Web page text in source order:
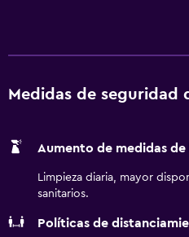
adicional y están vestidas con
cable de suscripción y
albornoces, artículos de
pueden navegar por la web
Medidas de seguridad
Aumento de medidas de
Limpieza diaria, mayor
sanitarios.
Políticas de